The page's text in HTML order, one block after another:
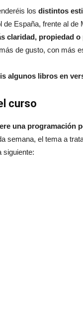
los distintos
de España, frente al
claridad, propiedad
de gusto, con más
algunos libros en
curso
una programación
semana, el tema a
siguiente: